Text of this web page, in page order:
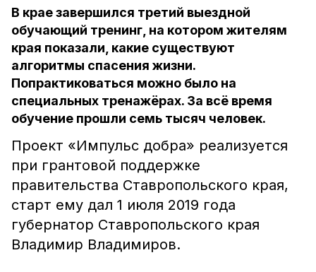
В крае завершился третий выездной
обучающий тренинг, на котором жителям
края показали, какие существуют
алгоритмы спасения жизни.
Попрактиковаться можно было на
специальных тренажёрах. За всё время
обучение прошли семь тысяч человек.
Проект «Импульс добра» реализуется
при грантовой поддержке
правительства Ставропольского края,
старт ему дал 1 июля 2019 года
губернатор Ставропольского края
Владимир Владимиров.